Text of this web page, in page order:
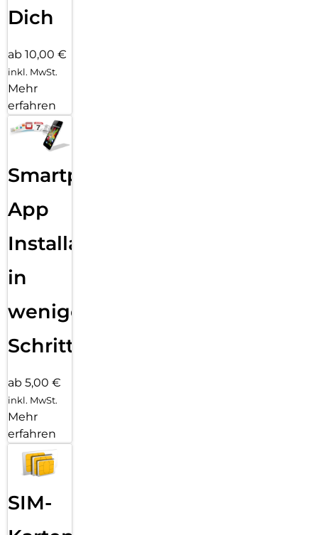
Dich
ab 10,00 €
inkl. MwSt.
Mehr
erfahren
Smartphone
App
Installation
in
wenigen
Schritten
ab 5,00 €
inkl. MwSt.
Mehr
erfahren
SIM-